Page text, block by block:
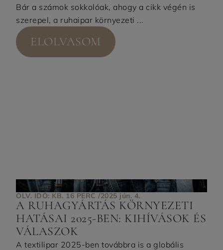
Bár a számok sokkolóak, ahogy a cikk végén is
szerepel, a ruhaipar környezeti ...
ELOLVASOM
OLV. IDŐ: KB. 16 PERC /2025 jún. 4.
A RUHAGYÁRTÁS KÖRNYEZETI
HATÁSAI 2025-BEN: KIHÍVÁSOK ÉS
VÁLASZOK
A textilipar 2025-ben továbbra is a globális